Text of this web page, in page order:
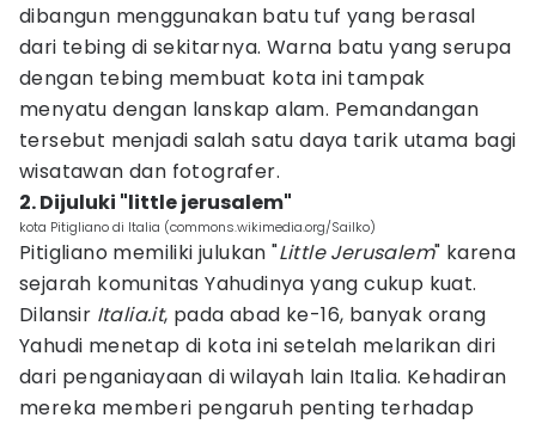
dibangun menggunakan batu tuf yang berasal
dari tebing di sekitarnya. Warna batu yang serupa
dengan tebing membuat kota ini tampak
menyatu dengan lanskap alam. Pemandangan
tersebut menjadi salah satu daya tarik utama bagi
wisatawan dan fotografer.
2. Dijuluki "little jerusalem"
kota Pitigliano di Italia (commons.wikimedia.org/Sailko)
Pitigliano memiliki julukan "Little Jerusalem" karena
sejarah komunitas Yahudinya yang cukup kuat.
Dilansir Italia.it, pada abad ke-16, banyak orang
Yahudi menetap di kota ini setelah melarikan diri
dari penganiayaan di wilayah lain Italia. Kehadiran
mereka memberi pengaruh penting terhadap